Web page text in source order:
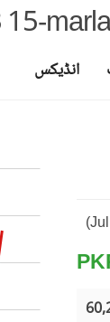
انڈیکس